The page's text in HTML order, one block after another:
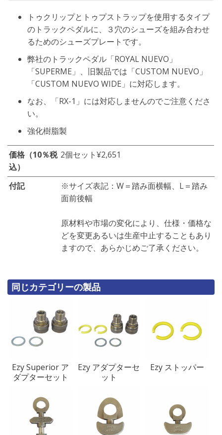
トゥクリップとトゥプストラップを使用するタイプ
のトラックペダルに、３穴のシューズを組み合わせ
るためのシューズプレートです。
弊社のトラックペダル「ROYAL NUEVO」
「SUPERME」、旧製品では「CUSTOM NUEVO」
「CUSTOM NUEVO WIDE」に対応します。
なお、「RX-1」には対応しませんのでご注意くださ
い。
強化樹脂製
価格（10％税
込）
2個セット¥2,651
付記
※サイズ表記：W＝踏み面横幅、L＝踏み
面前後幅
原材料や市場の変化により、仕様・価格な
どを変更あるいは生産中止することもあり
ますので、あらかじめご了承ください。
同じカテゴリーの製品
Ezy Superior ア
ダプターセット
Ezy アダプターセ
ット
Ezy ストッパー